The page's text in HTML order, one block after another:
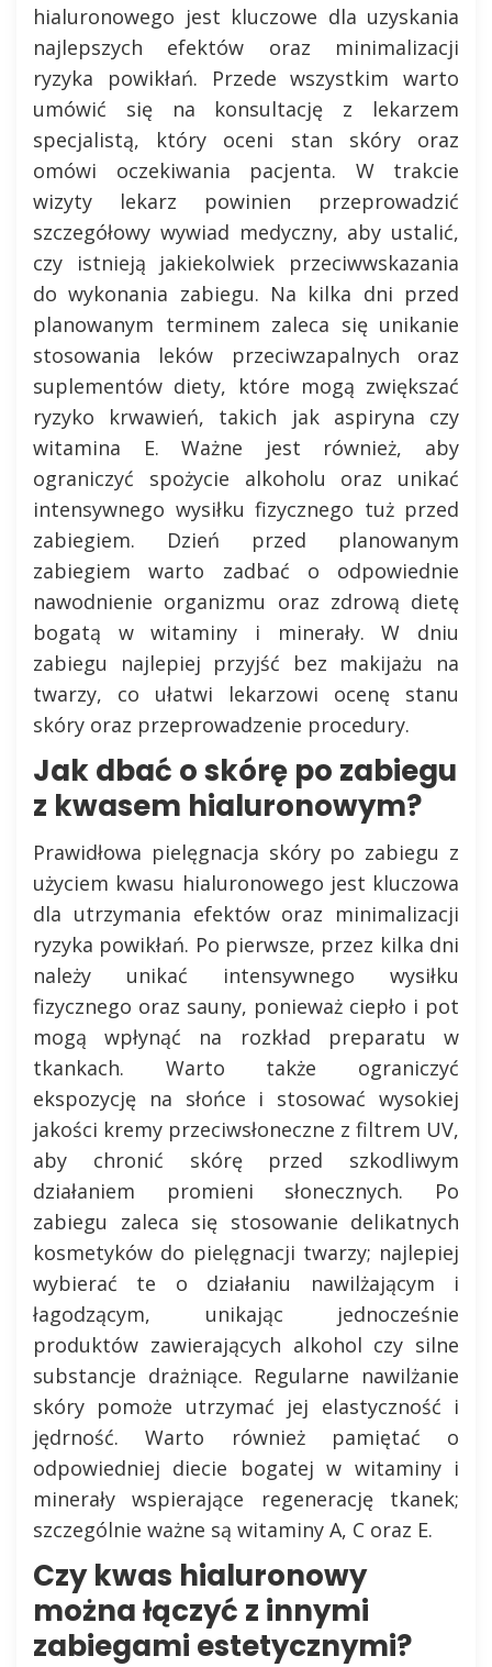
hialuronowego jest kluczowe dla uzyskania
najlepszych efektów oraz minimalizacji
ryzyka powikłań. Przede wszystkim warto
umówić się na konsultację z lekarzem
specjalistą, który oceni stan skóry oraz
omówi oczekiwania pacjenta. W trakcie
wizyty lekarz powinien przeprowadzić
szczegółowy wywiad medyczny, aby ustalić,
czy istnieją jakiekolwiek przeciwwskazania
do wykonania zabiegu. Na kilka dni przed
planowanym terminem zaleca się unikanie
stosowania leków przeciwzapalnych oraz
suplementów diety, które mogą zwiększać
ryzyko krwawień, takich jak aspiryna czy
witamina E. Ważne jest również, aby
ograniczyć spożycie alkoholu oraz unikać
intensywnego wysiłku fizycznego tuż przed
zabiegiem. Dzień przed planowanym
zabiegiem warto zadbać o odpowiednie
nawodnienie organizmu oraz zdrową dietę
bogatą w witaminy i minerały. W dniu
zabiegu najlepiej przyjść bez makijażu na
twarzy, co ułatwi lekarzowi ocenę stanu
skóry oraz przeprowadzenie procedury.
Jak dbać o skórę po zabiegu
z kwasem hialuronowym?
Prawidłowa pielęgnacja skóry po zabiegu z
użyciem kwasu hialuronowego jest kluczowa
dla utrzymania efektów oraz minimalizacji
ryzyka powikłań. Po pierwsze, przez kilka dni
należy unikać intensywnego wysiłku
fizycznego oraz sauny, ponieważ ciepło i pot
mogą wpłynąć na rozkład preparatu w
tkankach. Warto także ograniczyć
ekspozycję na słońce i stosować wysokiej
jakości kremy przeciwsłoneczne z filtrem UV,
aby chronić skórę przed szkodliwym
działaniem promieni słonecznych. Po
zabiegu zaleca się stosowanie delikatnych
kosmetyków do pielęgnacji twarzy; najlepiej
wybierać te o działaniu nawilżającym i
łagodzącym, unikając jednocześnie
produktów zawierających alkohol czy silne
substancje drażniące. Regularne nawilżanie
skóry pomoże utrzymać jej elastyczność i
jędrność. Warto również pamiętać o
odpowiedniej diecie bogatej w witaminy i
minerały wspierające regenerację tkanek;
szczególnie ważne są witaminy A, C oraz E.
Czy kwas hialuronowy
można łączyć z innymi
zabiegami estetycznymi?